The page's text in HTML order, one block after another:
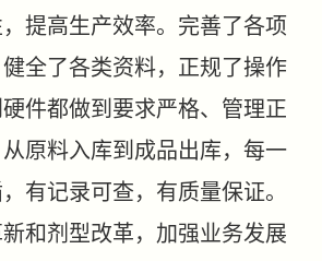
提高生产效率。完善了各项
全了各类资料，正规了操作
件都做到要求严格、管理正
原料入库到成品出库，每一
有记录可查，有质量保证。
和剂型改革，加强业务发展